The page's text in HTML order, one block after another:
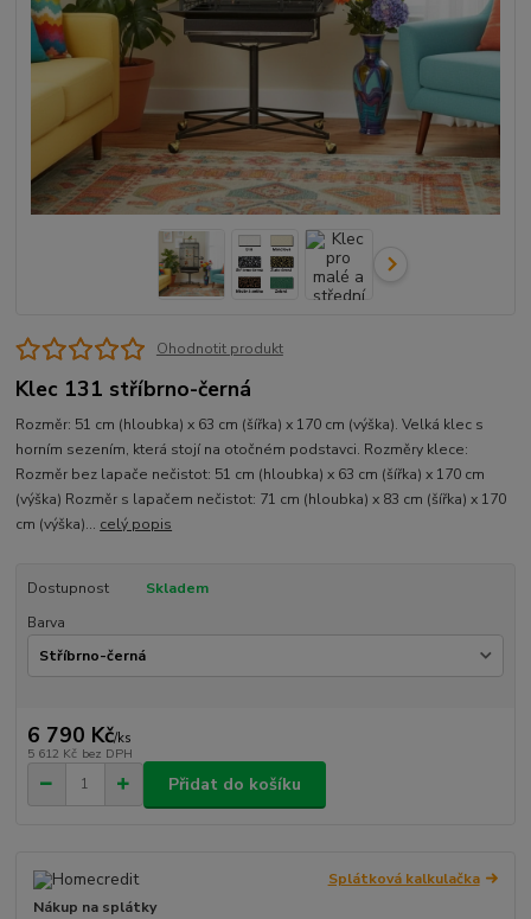
Ohodnotit produkt
Klec 131 stříbrno-černá
Rozměr: 51 cm (hloubka) x 63 cm (šířka) x 170 cm (výška). Velká klec s
horním sezením, která stojí na otočném podstavci. Rozměry klece:
Rozměr bez lapače nečistot: 51 cm (hloubka) x 63 cm (šířka) x 170 cm
(výška) Rozměr s lapačem nečistot: 71 cm (hloubka) x 83 cm (šířka) x 170
cm (výška)... celý popis
Dostupnost
Skladem
Barva
6 790 Kč/ks
5 612 Kč bez DPH
Přidat do košíku
Splátková kalkulačka
Nákup na splátky